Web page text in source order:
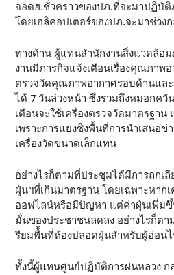
จอดฮ.ชั่วคราวของปภ.ที่จะมาปฏิบัติ
โดยเฮลิคอปเตอร์ของปภ.จะมาช่วง
ทางด้าน ผู้แทนสำนักงานสิ่งแวดล้อ
งานมีภารกิจแจ้งเตือนเรื่องคุณภาพ
ตรวจวัดคุณภาพอากาศรอบด้านแล
ได้ 7 วันล่วงหน้า ซึ่งรวมถึงหมอกค
เตือนจะใช้เครื่องตรวจวัดมาตรฐา
เพราะการแย่งชิงพื้นที่การนำเสนอ
เครื่องวัดขนาดเล็กแทน
อย่างไรก็ตามที่ประชุมได้มีการถกเ
ฝุ่นฯที่เกินมาตรฐาน โดยเฉพาะหา
ออฟไลน์หรือมีปัญหา แต่ค่าฝุ่นเพิ่มขึ้
มั่นของประชาชนลดลง อย่างไรก็ต
รียมพื้้นที่ห้องปลอดฝุ่นสำหรับผู้อ่อนไ
ทั้งนี้ผู้แทนศูนย์ปฏิบัติการฝนหลวง ก